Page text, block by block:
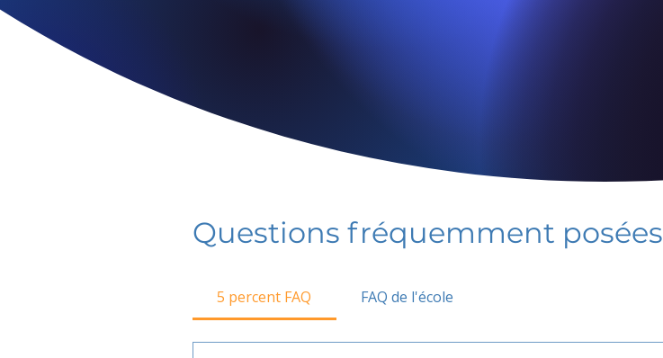
Questions fréquemment posées
5 percent FAQ FAQ de l'école